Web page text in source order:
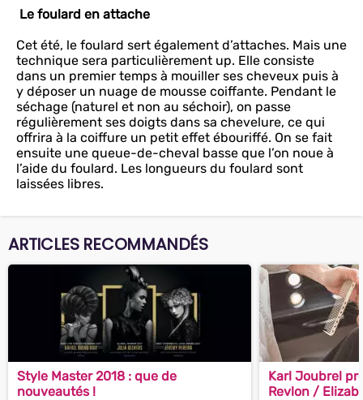
Le foulard en attache
Cet été, le foulard sert également d’attaches. Mais une
technique sera particulièrement up. Elle consiste
dans un premier temps à mouiller ses cheveux puis à
y déposer un nuage de mousse coiffante. Pendant le
séchage (naturel et non au séchoir), on passe
régulièrement ses doigts dans sa chevelure, ce qui
offrira à la coiffure un petit effet ébouriffé. On se fait
ensuite une queue-de-cheval basse que l’on noue à
l’aide du foulard. Les longueurs du foulard sont
laissées libres.
ARTICLES RECOMMANDÉS
Style Master 2018 : que de
nouveautés !
Karl Joubrel
Revlon /